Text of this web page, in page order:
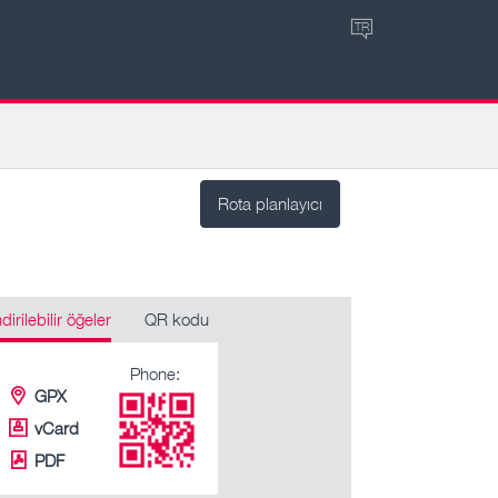
TR
Rota planlayıcı
öğeler QR kodu
GPX
vCard
PDF
Phone: